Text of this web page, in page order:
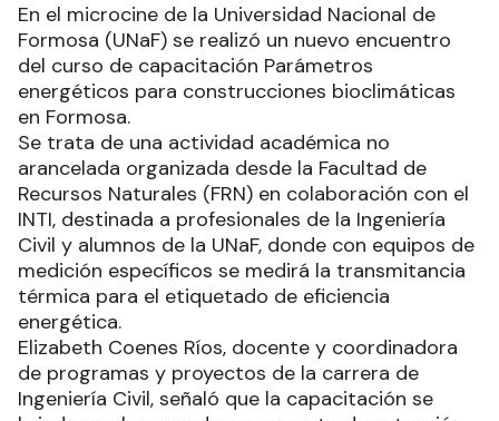
En el microcine de la Universidad Nacional de
Formosa (UNaF) se realizó un nuevo encuentro
del curso de capacitación Parámetros
energéticos para construcciones bioclimáticas
en Formosa.
Se trata de una actividad académica no
arancelada organizada desde la Facultad de
Recursos Naturales (FRN) en colaboración con el
INTI, destinada a profesionales de la Ingeniería
Civil y alumnos de la UNaF, donde con equipos de
medición específicos se medirá la transmitancia
térmica para el etiquetado de eficiencia
energética.
Elizabeth Coenes Ríos, docente y coordinadora
de programas y proyectos de la carrera de
Ingeniería Civil, señaló que la capacitación se